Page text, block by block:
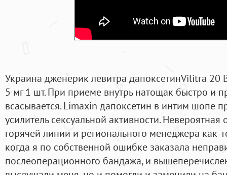
Украина дженерик левитра дапоксетинVilitra 20
5 мг 1 шт. При приеме внутрь натощак быстро и
всасывается. Limaxin дапоксетин в интим шопе
усилитель сексуальной активности. Невероятная
горячей линии и регионального менеджера как-
когда я по собственной ошибке заказала
послеоперационного бандажа, и